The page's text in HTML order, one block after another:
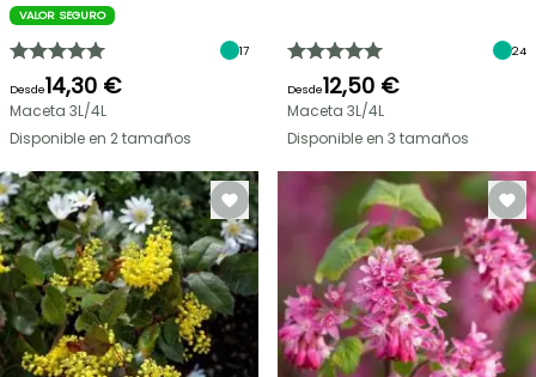
VALOR SEGURO
17
Desde14,30 €
Maceta 3L/4L
Disponible en 2 tamaños
24
Desde12,50 €
Maceta 3L/4L
Disponible en 3 tamaños